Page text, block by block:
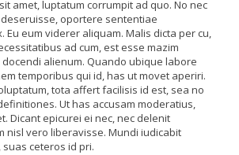
amet, luptatum corrumpit ad quo. No nec
oportere sententiae
Eu eum viderer aliquam. Malis dicta per cu,
ad cum, est esse mazim
alienum. Quando ubique labore
temporibus qui id, has ut movet aperiri.
tota affert facilisis id est, sea no
Ut has accusam moderatius,
Dicant epicurei ei nec, nec delenit
nisl vero liberavisse. Mundi iudicabit
ceteros id pri.